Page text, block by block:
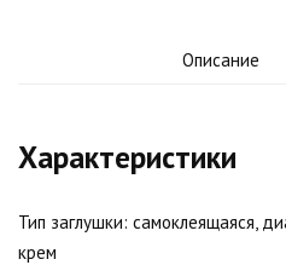
Описание
Характеристики
Тип заглушки: самоклеящаяся,
крем